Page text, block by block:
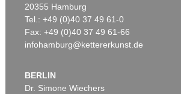
20355 Hamburg
Tel.: +49 (0)40 37 49 61-0
Fax: +49 (0)40 37 49 61-66
infohamburg@kettererkunst.de
BERLIN
Dr. Simone Wiechers